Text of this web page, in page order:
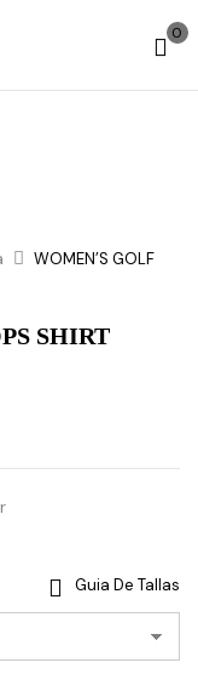
0
WOMEN’S GOLF
SHIRT
Guia De Tallas